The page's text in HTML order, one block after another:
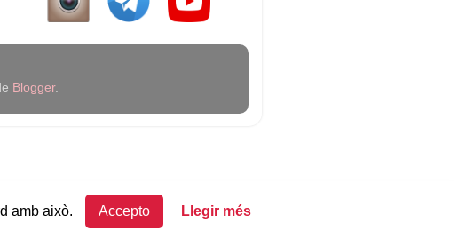
amb això. Accepto Llegir més
Blogger.